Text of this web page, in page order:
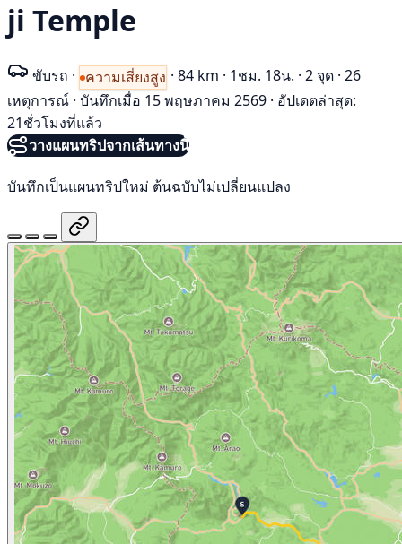
ji Temple
ขับรถ · ความเสี่ยงสูง · 84 km · 1ชม. 18น. · 2 จุด · 26
เหตุการณ์ · บันทึกเมื่อ 15 พฤษภาคม 2569 · อัปเดตล่าสุด:
21ชั่วโมงที่แล้ว
วางแผนทริปจากเส้นทางนี้
บันทึกเป็นแผนทริปใหม่ ต้นฉบับไม่เปลี่ยนแปลง